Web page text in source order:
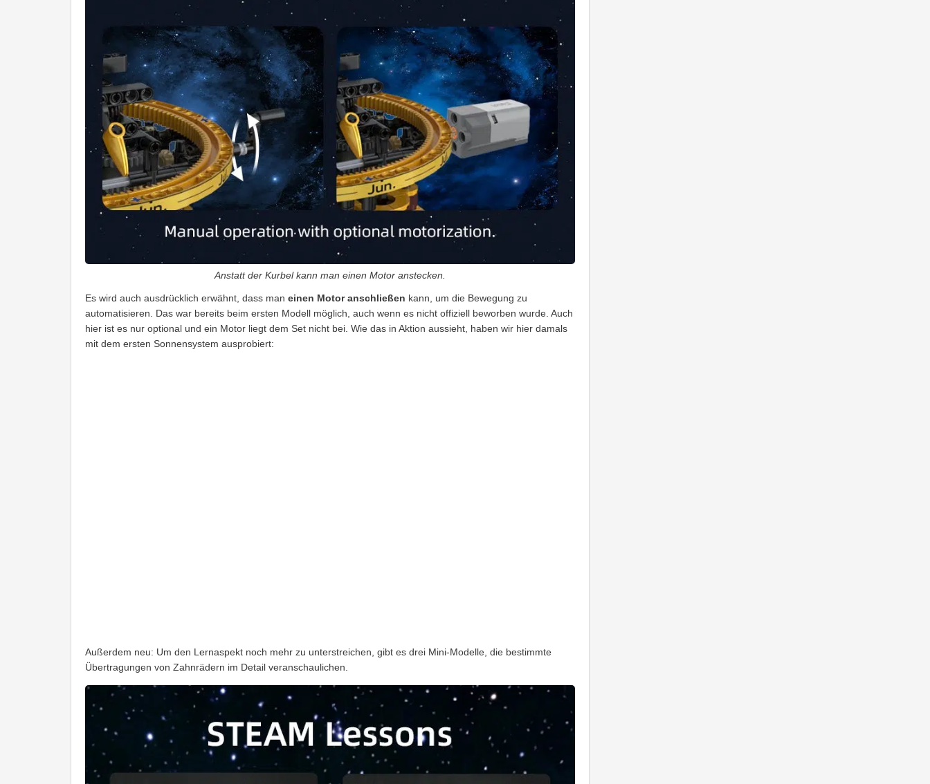
Anstatt der Kurbel kann man einen Motor anstecken.
Es wird auch ausdrücklich erwähnt, dass man einen Motor anschließen kann, um die Bewegung zu
automatisieren. Das war bereits beim ersten Modell möglich, auch wenn es nicht offiziell beworben wurde. Auch
hier ist es nur optional und ein Motor liegt dem Set nicht bei. Wie das in Aktion aussieht, haben wir hier damals
mit dem ersten Sonnensystem ausprobiert:
Außerdem neu: Um den Lernaspekt noch mehr zu unterstreichen, gibt es drei Mini-Modelle, die bestimmte
Übertragungen von Zahnrädern im Detail veranschaulichen.